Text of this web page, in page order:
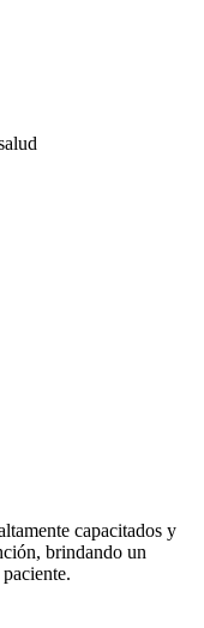
capacitados y
brindando un